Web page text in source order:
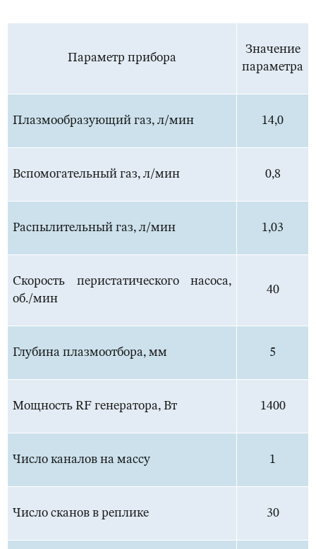
Параметр прибора
Значение
параметра
Плазмообразующий газ, л/мин 14,0
Вспомогательный газ, л/мин 0,8
Распылительный газ, л/мин 1,03
Скорость перистатического насоса,
об./мин
40
Глубина плазмоотбора, мм 5
Мощность RF генератора, Вт 1400
Число каналов на массу 1
Число сканов в реплике 30